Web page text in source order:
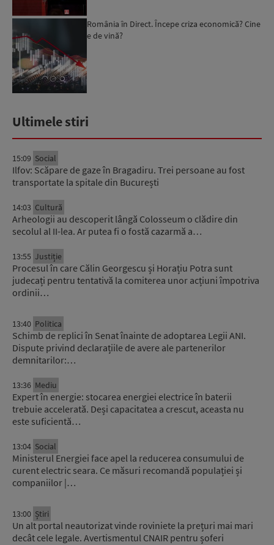
România în Direct. Începe criza economică? Cine
e de vină?
Ultimele stiri
15:09 Social
Ilfov: Scăpare de gaze în Bragadiru. Trei persoane au fost
transportate la spitale din București
14:03 Cultură
Arheologii au descoperit lângă Colosseum o clădire din
secolul al II-lea. Ar putea fi o fostă cazarmă a…
13:55 Justiție
Procesul în care Călin Georgescu și Horațiu Potra sunt
judecați pentru tentativă la comiterea unor acțiuni împotriva
ordinii…
13:40 Politica
Schimb de replici în Senat înainte de adoptarea Legii ANI.
Dispute privind declarațiile de avere ale partenerilor
demnitarilor:…
13:36 Mediu
Expert în energie: stocarea energiei electrice în baterii
trebuie accelerată. Deși capacitatea a crescut, aceasta nu
este suficientă…
13:04 Social
Ministerul Energiei face apel la reducerea consumului de
curent electric seara. Ce măsuri recomandă populației și
companiilor |…
13:00 Știri
Un alt portal neautorizat vinde roviniete la prețuri mai mari
decât cele legale. Avertismentul CNAIR pentru șoferi